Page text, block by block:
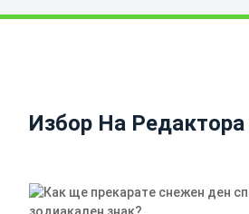
Избор На Редактора